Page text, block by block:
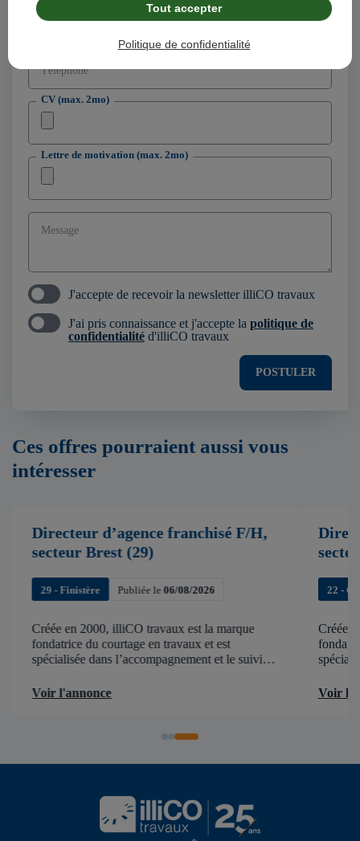
Tout accepter
Politique de confidentialité
Adresse email
Téléphone
CV (max. 2mo)
Lettre de motivation (max. 2mo)
Message
J'accepte de recevoir la newsletter illiCO travaux
J'ai pris connaissance et j'accepte la politique de
confidentialité d'illiCO travaux
POSTULER
Ces offres pourraient aussi vous
intéresser
Directeur d’agence franchisé F/H,
secteur Brest (29)
29 - Finistère Publiée le06/08/2026
Créée en 2000, illiCO travaux est la marque
fondatrice du courtage en travaux et est
spécialisée dans l’accompagnement et le suivi
d’accélérer et de faciliter tous les projets […]
Voir l'annonce
22 -
Créée
Voir